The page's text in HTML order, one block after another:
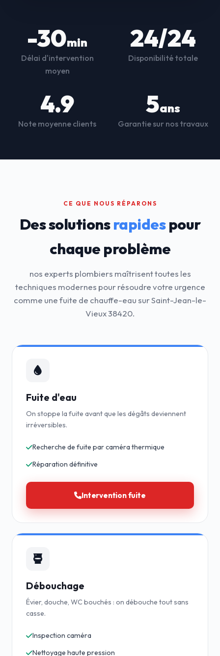
-30min
Délai d'intervention
moyen
24/24
Disponibilité totale
4.9
Note moyenne clients
5ans
Garantie sur nos travaux
CE QUE NOUS RÉPARONS
Des solutionsrapidespour
chaque problème
nos experts plombiers maîtrisent toutes les
techniques modernes pour résoudre votre urgence
comme une fuite de chauffe-eau sur Saint-Jean-le-
Vieux 38420.
Fuite d'eau
On stoppe la fuite avant que les dégâts deviennent
irréversibles.
Recherche de fuite par caméra thermique
Réparation définitive
Intervention fuite
Débouchage
Évier, douche, WC bouchés : on débouche tout sans
casse.
Inspection caméra
Nettoyage haute pression